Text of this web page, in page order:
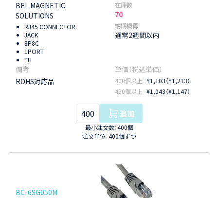
BEL MAGNETIC
SOLUTIONS
RJ45 CONNECTOR
JACK
8P8C
1PORT
TH
在庫数
70
納期概算
通常2週間以内
ROHS対応品 400個以上 ¥1,103（¥1,213）
450個以上 ¥1,043（¥1,147）
追加
最小注文数：400個
注文単位：400個ずつ
BC-6SG050M